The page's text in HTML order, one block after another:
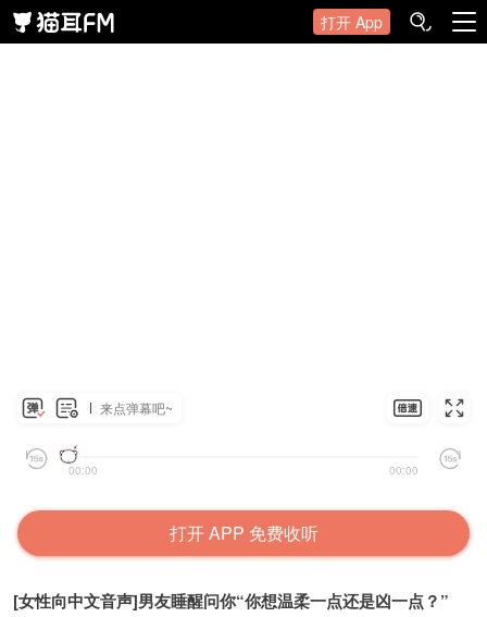
打开 App
来点弹幕吧~
00:00 00:00
打开 APP 免费收听
[女性向中文音声]男友睡醒问你“你想温柔一点还是凶一点？”